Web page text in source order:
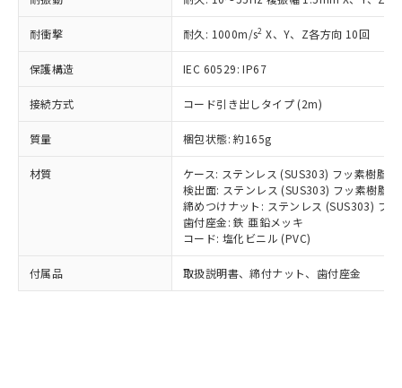
耐衝撃 耐久: 1000m/s2 X、Y、Z各方向 10回
保護構造 IEC 60529: IP67
接続方式 コード引き出しタイプ (2m)
質量 梱包状態: 約165g
材質
ケース: ステンレス (SUS303) フッ素樹脂
検出面: ステンレス (SUS303) フッ素樹脂
締めつけナット: ステンレス (SUS303) フ
歯付座金: 鉄 亜鉛メッキ
コード: 塩化ビニル (PVC)
付属品 取扱説明書、締付ナット、歯付座金
覧された時点での実際の在庫および標
準価格とは異なる場合があることをご
正式な納期状況および標準価格はお客
様のお取引先、またはお客様担当のオ
ムロン制御機器販売店・当社販売員に
ご相談ください。
オムロン制御機器販売店や当社販売拠
販売ネットワーク
」をご確認
在庫状況および標準価格結果を当社の
事前の承諾なく第三者に漏洩または開
示しないようお願いします。
マイパーツ機能（部品リスト作成サー
ビス）をご利用いただくには、I-Web
鉛(Pb) 1000ppm以下、 水銀(Hg) 1000ppm以下、 カド
ミウム(Cd) 100ppm以下、
六価クロム(Cr(Ⅵ)) 1000ppm以下、ポリ臭化ビフェニル
ル) (DEHP)(別名：DOP) 1000ppm以下、フタル酸ブチ
ルベンジル（BBP） 1000ppm以下、フタル酸ジブチル
（DBP） 1000ppm以下、フタル酸ジイソブチル
フタル酸エステル類の４物質については閾値を超える意
図的な使用がないことを確認しています。
部品在庫の切り替え状況などにより、予定
月が前後することがあります。
Cr(Ⅵ)(六価クロム) : 1000ppm、 PBBs(ポリ臭化ビフェ
ニル類) : 1000ppm、 PBDEs(ポリ臭化ジフェニルエーテ
ル類) : 1000ppm、
DBP(フタル酸ジブチル) : 1000ppm、 DIBP(フタル酸ジ
イソブチル) : 1000ppm、 BBP(フタル酸ブチルベンジ
DEHP(フタル酸ビス(2-エチルヘキシル)) : 1000ppm
※2 環境保護使用期限
「ｅ」：有害物質（10物質）のすべてが基
準値以下であることを示します。
「10」：通常の使用状況下において有害物
質が外部に漏えいし、環境に深刻な影響を
及ぼさない年数を意味します。
国政府の輸出許可(または役務取引許
可)を取得するなどの必要な手続きを
当社は規制貨物を破棄する場合は、完
全に破砕するなど、違法に輸出されな
いよう必要な手段を講じます。
当社は貴社製品を、核兵器、ミサイ
ル、化学兵器、生物兵器またはその他
武器並びにこれらの製造装置等に一切
使用いたしません。
当社は、貴社製品を第三者に販売する
場合は、上記1、2および3の内容を当
該第三者に通知します。また当社は、
販売先および販売に係わる関係者が違
法に輸出するおそれがある場合は、取
一定数以上の在庫あり
一定数には満たないが在庫あり
在庫なし(最新の在庫状況につ
いては、お客様のお取引先、ま
たはお客様担当のオムロン制御
機器販売店・当社販売員にご確
認ください)
白
受注生産機種、また在庫状況の
情報を公開していない機種